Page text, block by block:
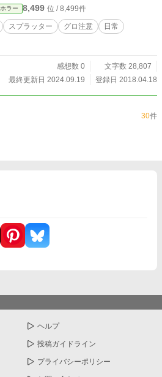
ホラー 8,499 位 / 8,499件
スプラッター グロ注意
日常
感想数 0
文字数 28,807
最終更新日 2024.09.19
登録日 2018.04.18
30件
ヘルプ
投稿ガイドライン
プライバシーポリシー